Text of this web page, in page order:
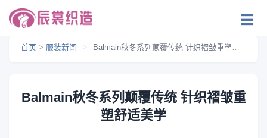
首页 > 服装新闻 > Balmain秋冬系列颠覆传统 针织褶皱重塑舒适美学
Balmain秋冬系列颠覆传统 针织褶皱重
塑舒适美学